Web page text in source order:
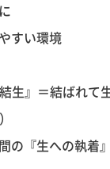
すい環境
生』＝結ばれて
の『生への執着